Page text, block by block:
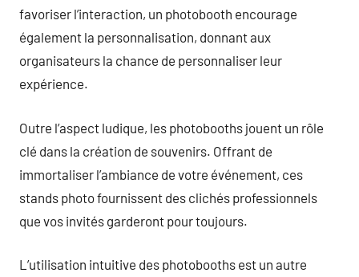
favoriser l’interaction, un photobooth encourage
également la personnalisation, donnant aux
organisateurs la chance de personnaliser leur
expérience.
Outre l’aspect ludique, les photobooths jouent un rôle
clé dans la création de souvenirs. Offrant de
immortaliser l’ambiance de votre événement, ces
stands photo fournissent des clichés professionnels
que vos invités garderont pour toujours.
L’utilisation intuitive des photobooths est un autre